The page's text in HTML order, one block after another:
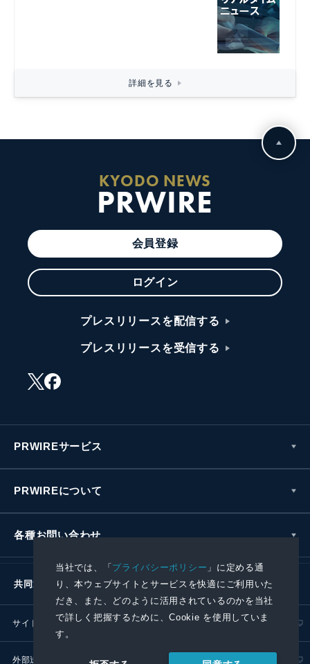
当社では、「プライバシーポリシー 」に定める通
り、本ウェブサイトとサービスを快適にご利用いた
だき、また、どのように活用されているのかを当社
で詳しく把握するために、Cookie を使用していま
す。
詳細を見る
KYODO NEWS
PRWIRE
会員登録
ログイン
プレスリリースを配信する
プレスリリースを受信する
PRWIREサービス
PRWIREについて
各種お問い合わせ
共同通信社グループ
サイトポリシー プライバシーポリシー
外部送信ポリシー プレスリリース取扱基準